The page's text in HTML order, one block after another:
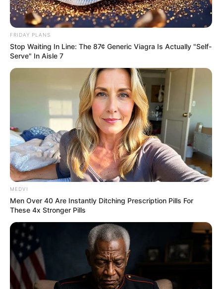
ดวงรายวัน ดูดวง อ.แก้วตา คุยดวง ดูดวงปี 62 ดูดวงรายวัน
ABOUT THE AUTHOR
เจ้าหมอดู
เนื้อหาที่ได้รับการโปรโมต
FRIDAY PLANS
Stop Waiting In Line: The 87¢ Generic Viagra Is Actually "Self-
Serve" In Aisle 7
MEDVI
Men Over 40 Are Instantly Ditching Prescription Pills For
These 4x Stronger Pills